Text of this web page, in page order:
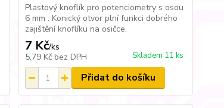
Plastový knoflík pro potenciometry s osou
6 mm . Konický otvor plní funkci dobrého
zajištění knoflíku na osičce.
7 Kč/ks
5,79 Kč bez DPH Skladem 11 ks
Přidat do košíku